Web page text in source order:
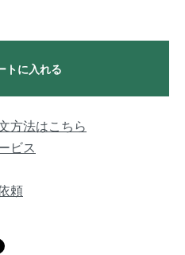
トに入れる
方法はこちら
ビス
頼